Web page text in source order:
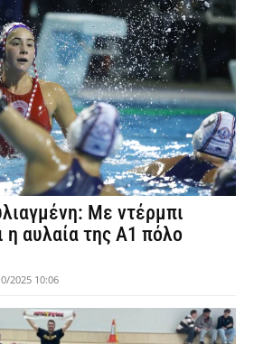
Με ντέρμπι
η αυλαία της Α1 πόλο
2025 10:06